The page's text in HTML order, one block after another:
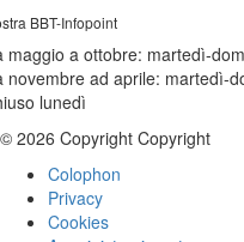
BBT-Infopoint
maggio a ottobre: martedì-
novembre ad aprile: martedì-
lunedì
© 2026 Copyright Copyright
Colophon
Privacy
Cookies